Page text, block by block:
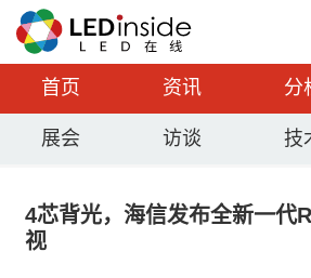
首页 资讯 分
展会 访谈 技
4芯背光，海信发布全新一代
视